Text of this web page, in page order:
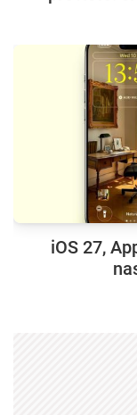
iOS 27,